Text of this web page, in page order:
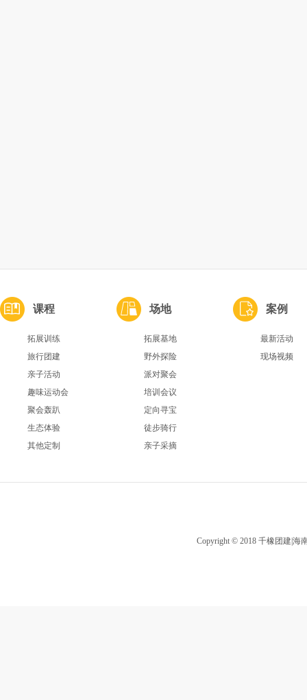
课程
拓展训练
旅行团建
亲子活动
趣味运动会
聚会轰趴
生态体验
其他定制
场地
拓展基地
野外探险
派对聚会
培训会议
定向寻宝
徒步骑行
亲子采摘
案例
最新活动
现场视频
Copyright © 2018 千橡团建|